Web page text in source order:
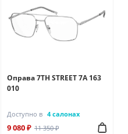
Оправа 7TH STREET 7A 163
010
Доступно в 4 салонах
9 080 ₽ 11 350 ₽